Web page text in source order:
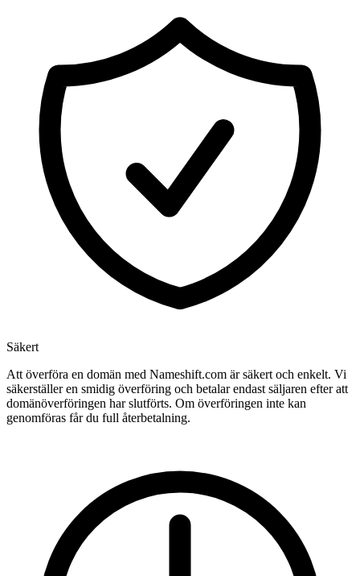
Säkert
Att överföra en domän med Nameshift.com är säkert och enkelt. Vi
säkerställer en smidig överföring och betalar endast säljaren efter att
domänöverföringen har slutförts. Om överföringen inte kan
genomföras får du full återbetalning.